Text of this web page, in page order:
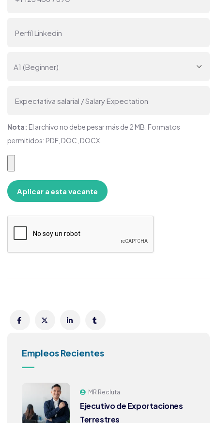
Nota: El archivo no debe pesar más de 2 MB. Formatos
permitidos: PDF, DOC, DOCX.
Empleos Recientes
MR Recluta
Ejecutivo de Exportaciones
Terrestres